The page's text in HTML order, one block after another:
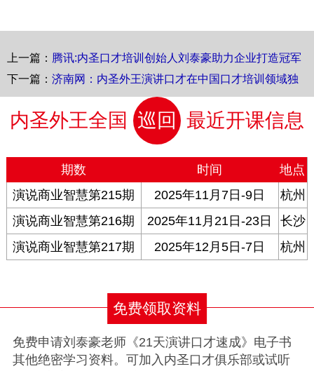
上一篇： 腾讯:内圣口才培训创始人刘泰豪助力企业打造冠军
团队
下一篇： 济南网：内圣外王演讲口才在中国口才培训领域独
领风骚！
内圣外王全国 巡回 最近开课信息
期数 时间
地点
演说商业智慧第215期
2025年11月7日-9日
杭州
演说商业智慧第216期
2025年11月21日-23日
长沙
演说商业智慧第217期
2025年12月5日-7日 杭州
免费领取资料
免费申请刘泰豪老师《21天演讲口才速成》电子书
其他绝密学习资料。可加入内圣口才俱乐部或试听